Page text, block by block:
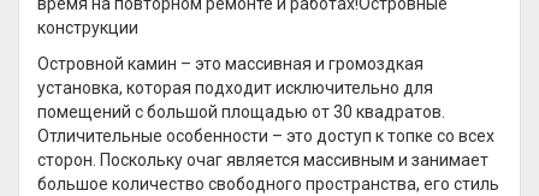
конструкции
Островной камин – это массивная и громоздкая
установка, которая подходит исключительно для
помещений с большой площадью от 30 квадратов.
Отличительные особенности – это доступ к топке со всех
сторон. Поскольку очаг является массивным и занимает
большое количество свободного пространства, его стиль